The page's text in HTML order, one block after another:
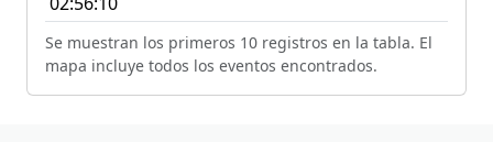
Se muestran los primeros 10 registros en la tabla. El
mapa incluye todos los eventos encontrados.